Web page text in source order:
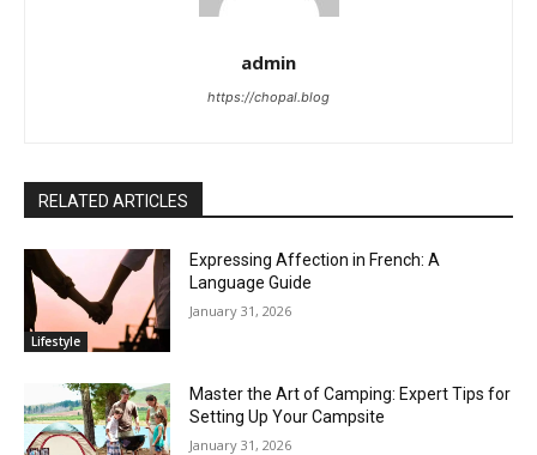
admin
https://chopal.blog
RELATED ARTICLES
Lifestyle
Expressing Affection in French: A
Language Guide
January 31, 2026
Master the Art of Camping: Expert Tips for
Setting Up Your Campsite
January 31, 2026